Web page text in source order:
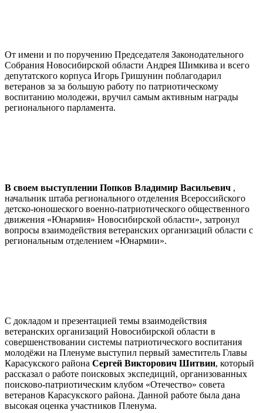
От имени и по поручению Председателя Законодательного
Собрания Новосибирской области Андрея Шимкива и всего
депутатского корпуса Игорь Гришунин поблагодарил
ветеранов за за большую работу по патриотическому
воспитанию молодежи, вручил самым активным награды
регионального парламента.
В своем выступлении Попков Владимир Васильевич ,
начальник штаба регионального отделения Всероссийского
детско-юношеского военно-патриотического общественного
движения «Юнармия» Новосибирской области», затронул
вопросы взаимодействия ветеранских организаций области с
региональным отделением «Юнармии».
С докладом и презентацией темы взаимодействия
ветеранских организаций Новосибирской области в
совершенствовании системы патриотического воспитания
молодёжи на Пленуме выступил первый заместитель Главы
Карасукского района Сергей Викторович Шитвин, который
рассказал о работе поисковых экспедиций, организованных
поисково-патриотическим клубом «Отечество» совета
ветеранов Карасукского района. Данной работе была дана
высокая оценка участников Пленума.